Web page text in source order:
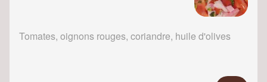
Tomates, oignons rouges, coriandre, huile d'olives